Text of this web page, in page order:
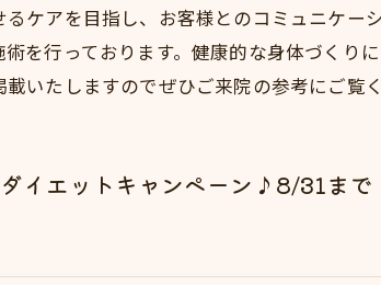
ケアを目指し、お客様とのコミュニケ
を行っております。健康的な身体づく
いたしますのでぜひご来院の参考にご覧く
イエットキャンペーン♪8/31まで